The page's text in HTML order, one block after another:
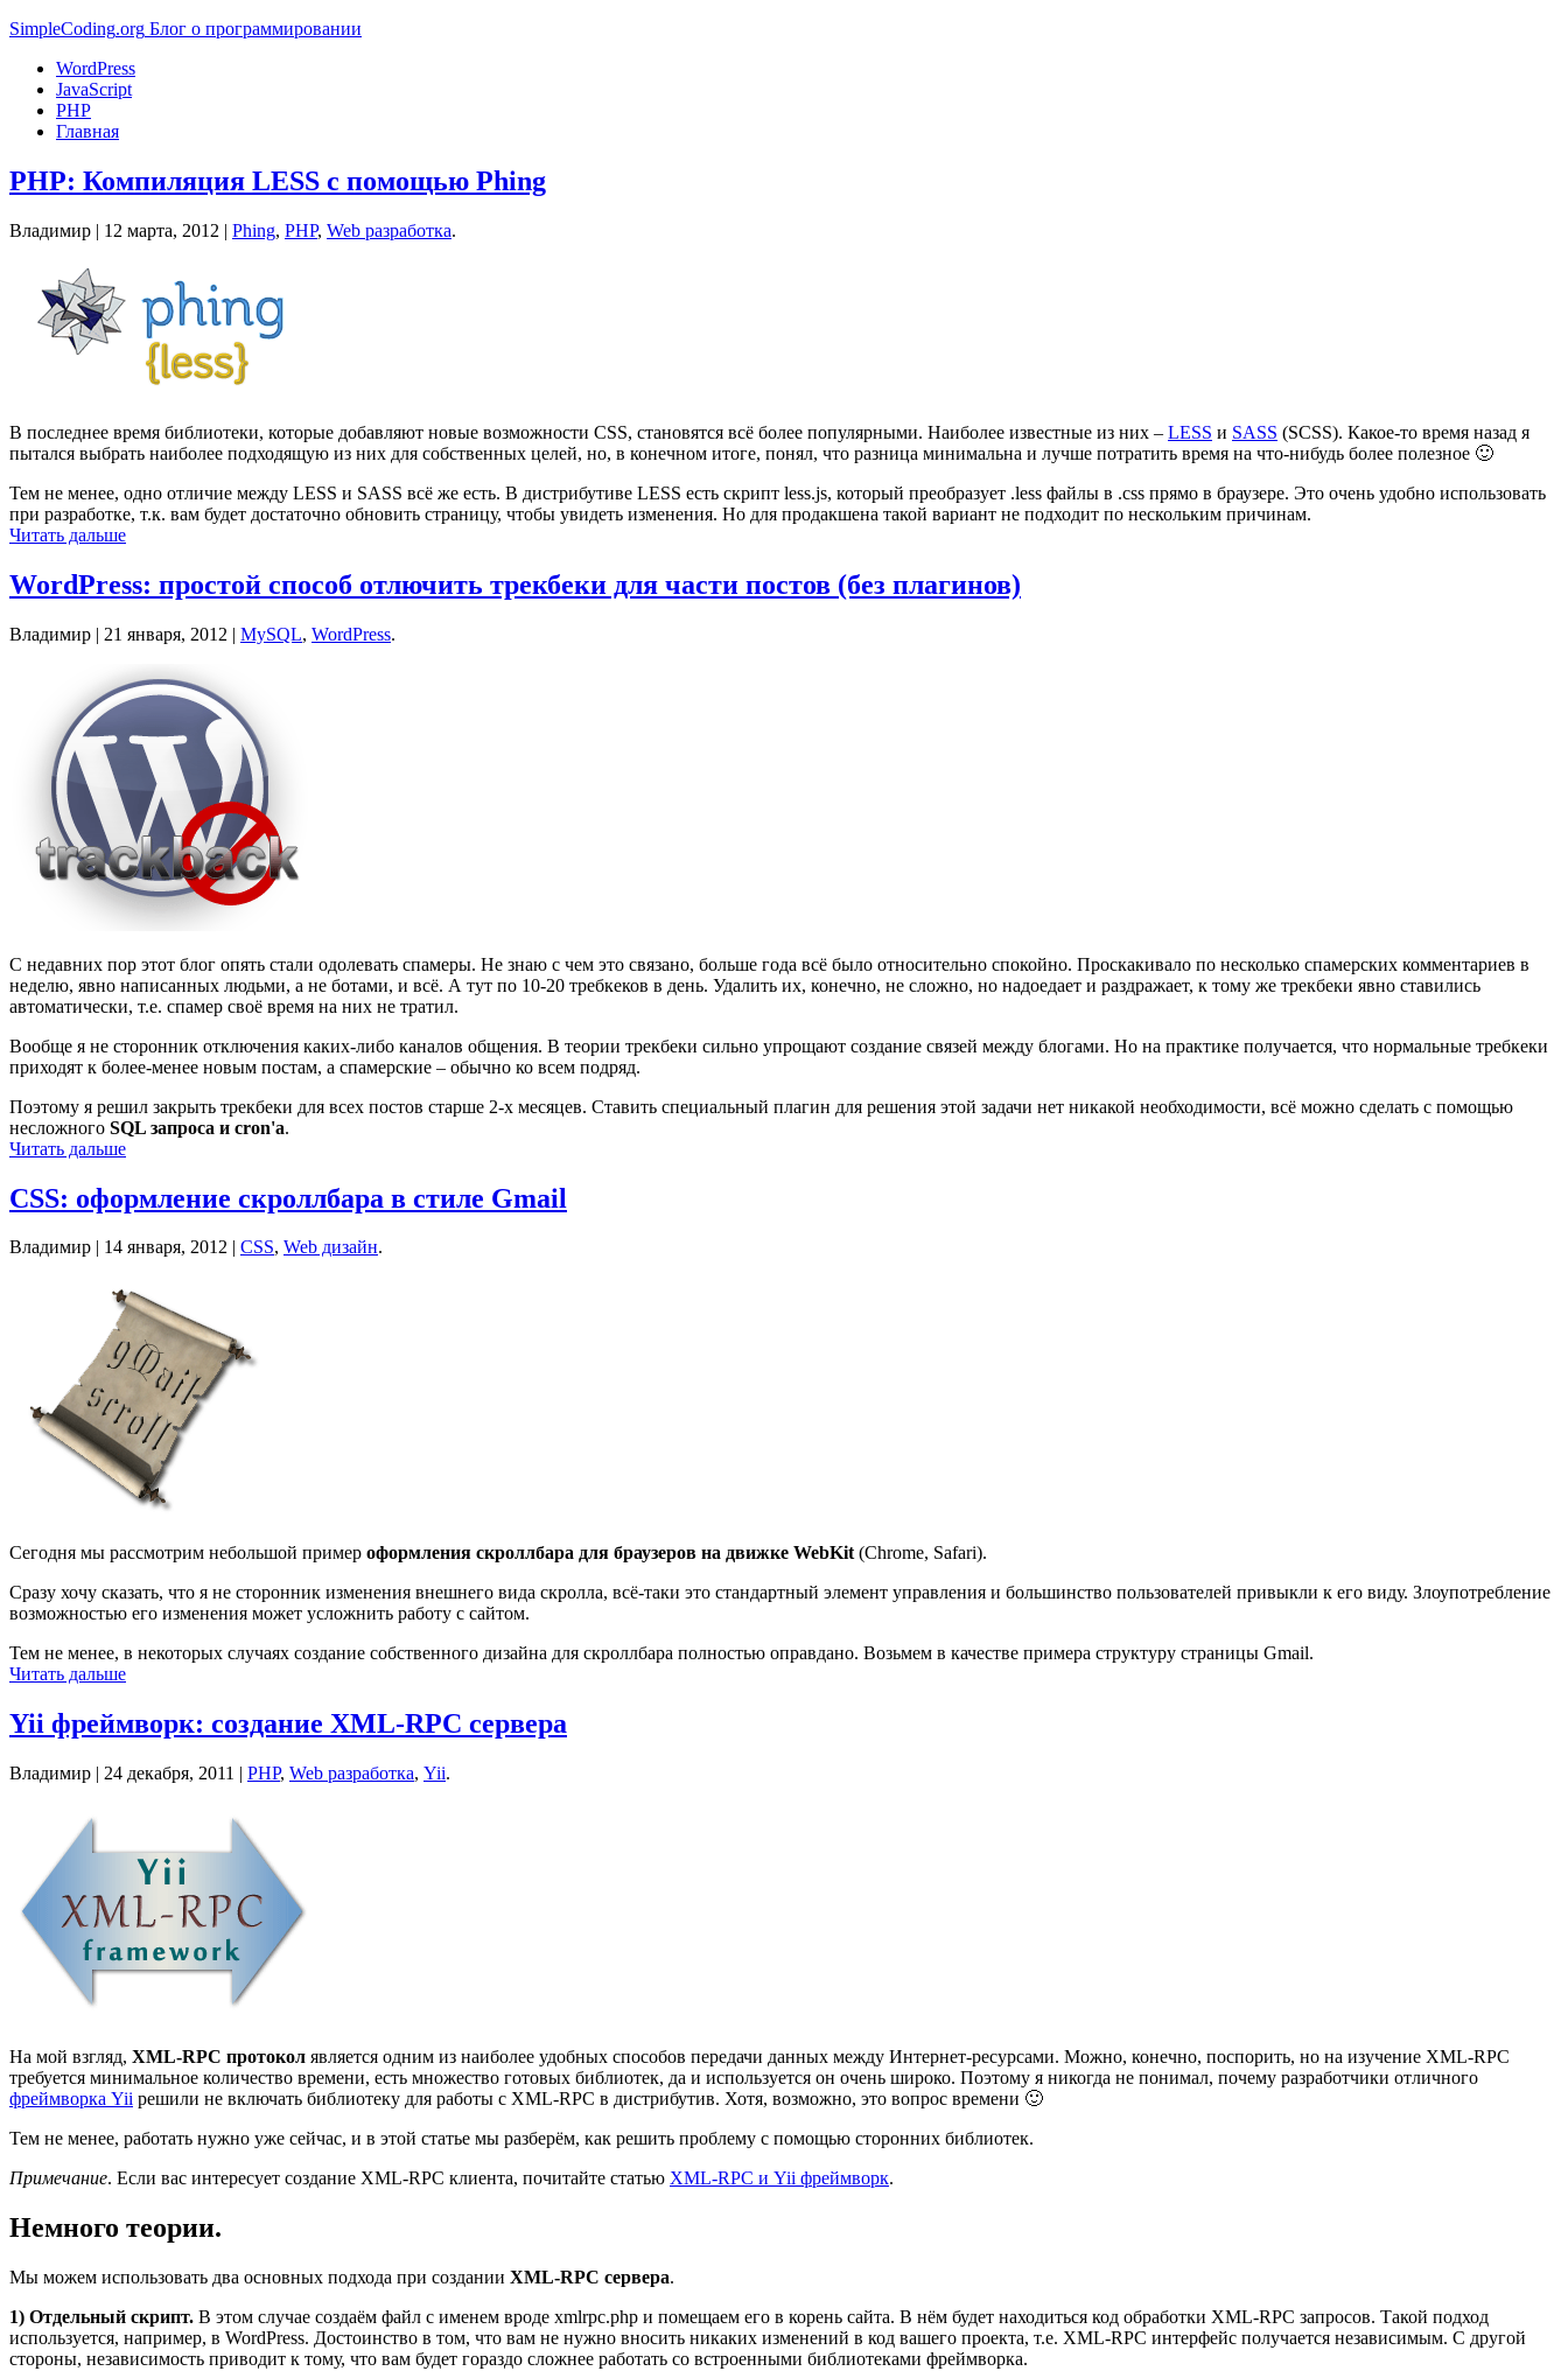
SimpleCoding.org Блог о программировании
WordPress
JavaScript
PHP
Главная
PHP: Компиляция LESS с помощью Phing
Владимир | 12 марта, 2012 | Phing, PHP, Web разработка.
В последнее время библиотеки, которые добавляют новые возможности CSS, становятся всё более популярными. Наиболее известные из них – LESS и SASS (SCSS). Какое-то время назад я
пытался выбрать наиболее подходящую из них для собственных целей, но, в конечном итоге, понял, что разница минимальна и лучше потратить время на что-нибудь более полезное 🙂
Тем не менее, одно отличие между LESS и SASS всё же есть. В дистрибутиве LESS есть скрипт less.js, который преобразует .less файлы в .css прямо в браузере. Это очень удобно использовать
при разработке, т.к. вам будет достаточно обновить страницу, чтобы увидеть изменения. Но для продакшена такой вариант не подходит по нескольким причинам.
Читать дальше
WordPress: простой способ отлючить трекбеки для части постов (без плагинов)
Владимир | 21 января, 2012 | MySQL, WordPress.
С недавних пор этот блог опять стали одолевать спамеры. Не знаю с чем это связано, больше года всё было относительно спокойно. Проскакивало по несколько спамерских комментариев в
неделю, явно написанных людьми, а не ботами, и всё. А тут по 10-20 требкеков в день. Удалить их, конечно, не сложно, но надоедает и раздражает, к тому же трекбеки явно ставились
автоматически, т.е. спамер своё время на них не тратил.
Вообще я не сторонник отключения каких-либо каналов общения. В теории трекбеки сильно упрощают создание связей между блогами. Но на практике получается, что нормальные требкеки
приходят к более-менее новым постам, а спамерские – обычно ко всем подряд.
Поэтому я решил закрыть трекбеки для всех постов старше 2-х месяцев. Ставить специальный плагин для решения этой задачи нет никакой необходимости, всё можно сделать с помощью
несложного SQL запроса и cron'а.
Читать дальше
CSS: оформление скроллбара в стиле Gmail
Владимир | 14 января, 2012 | CSS, Web дизайн.
Сегодня мы рассмотрим небольшой пример оформления скроллбара для браузеров на движке WebKit(Chrome, Safari).
Сразу хочу сказать, что я не сторонник изменения внешнего вида скролла, всё-таки это стандартный элемент управления и большинство пользователей привыкли к его виду. Злоупотребление
возможностью его изменения может усложнить работу с сайтом.
Тем не менее, в некоторых случаях создание собственного дизайна для скроллбара полностью оправдано. Возьмем в качестве примера структуру страницы Gmail.
Читать дальше
Yii фреймворк: создание XML-RPC сервера
Владимир | 24 декабря, 2011 | PHP, Web разработка, Yii.
На мой взгляд, XML-RPC протокол является одним из наиболее удобных способов передачи данных между Интернет-ресурсами. Можно, конечно, поспорить, но на изучение XML-RPC
требуется минимальное количество времени, есть множество готовых библиотек, да и используется он очень широко. Поэтому я никогда не понимал, почему разработчики отличного
фреймворка Yii решили не включать библиотеку для работы с XML-RPC в дистрибутив. Хотя, возможно, это вопрос времени 🙂
Тем не менее, работать нужно уже сейчас, и в этой статье мы разберём, как решить проблему с помощью сторонних библиотек.
Примечание. Если вас интересует создание XML-RPC клиента, почитайте статью XML-RPC и Yii фреймворк.
Немного теории.
Мы можем использовать два основных подхода при создании XML-RPC сервера.
1) Отдельный скрипт. В этом случае создаём файл с именем вроде xmlrpc.php и помещаем его в корень сайта. В нём будет находиться код обработки XML-RPC запросов. Такой подход
используется, например, в WordPress. Достоинство в том, что вам не нужно вносить никаких изменений в код вашего проекта, т.е. XML-RPC интерфейс получается независимым. С другой
стороны, независимость приводит к тому, что вам будет гораздо сложнее работать со встроенными библиотеками фреймворка.